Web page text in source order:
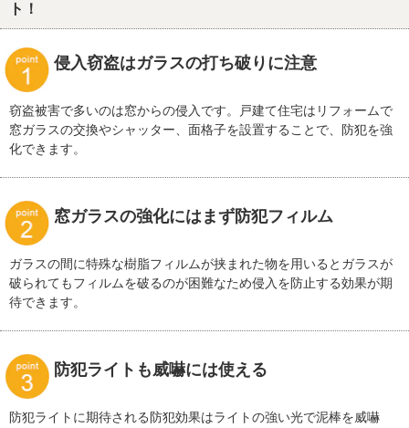
ト！
侵入窃盗はガラスの打ち破りに注意
窃盗被害で多いのは窓からの侵入です。戸建て住宅はリフォームで
窓ガラスの交換やシャッター、面格子を設置することで、防犯を強
化できます。
窓ガラスの強化にはまず防犯フィルム
ガラスの間に特殊な樹脂フィルムが挟まれた物を用いるとガラスが
破られてもフィルムを破るのが困難なため侵入を防止する効果が期
待できます。
防犯ライトも威嚇には使える
防犯ライトに期待される防犯効果はライトの強い光で泥棒を威嚇